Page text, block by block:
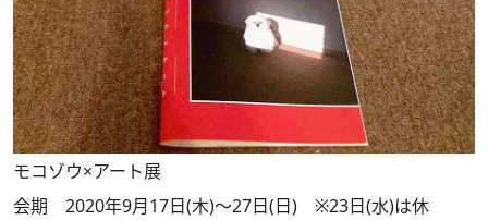
モコゾウ×アート展
会期 2020年9月17日(木)～27日(日) ※23日(水)は休